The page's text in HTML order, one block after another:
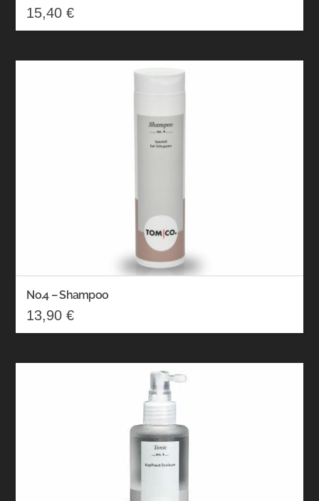
15,40€
No.4 – Shampoo
13,90€